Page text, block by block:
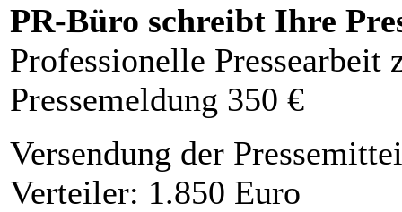
PR-Büro schreibt Ihre
Professionelle Pressearbeit
Pressemeldung 350 €
Versendung der
Verteiler: 1.850 Euro